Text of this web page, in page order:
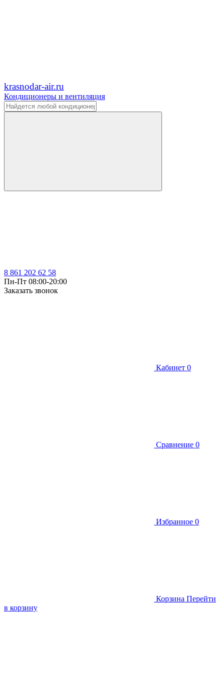
krasnodar-air.ru
Кондиционеры и вентиляция
8 861 202 62 58
Пн-Пт 08:00-20:00
Заказать звонок
Кабинет 0
Сравнение 0
Избранное 0
Корзина Перейти
в корзину